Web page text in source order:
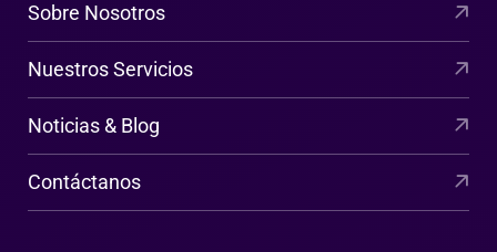
Sobre Nosotros
Nuestros Servicios
Noticias & Blog
Contáctanos